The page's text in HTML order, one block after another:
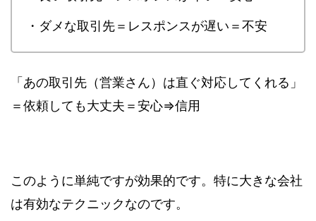
・ダメな取引先＝レスポンスが遅い＝不安
「あの取引先（営業さん）は直ぐ対応してくれる」
＝依頼しても大丈夫＝安心⇒信用
このように単純ですが効果的です。特に大きな会社
は有効なテクニックなのです。